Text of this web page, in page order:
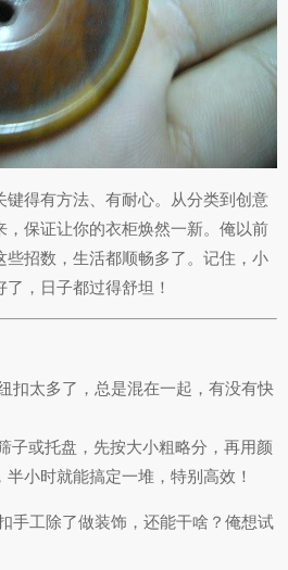
得有方法、有耐心。从分类到创意
，保证让你的衣柜焕然一新。俺以前
些招数，生活都顺畅多了。记住，小
，日子都过得舒坦！
扣太多了，总是混在一起，有没有快
子或托盘，先按大小粗略分，再用颜
小时就能搞定一堆，特别高效！
手工除了做装饰，还能干啥？俺想试